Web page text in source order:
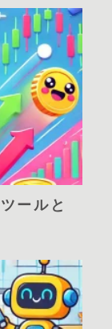
ールと